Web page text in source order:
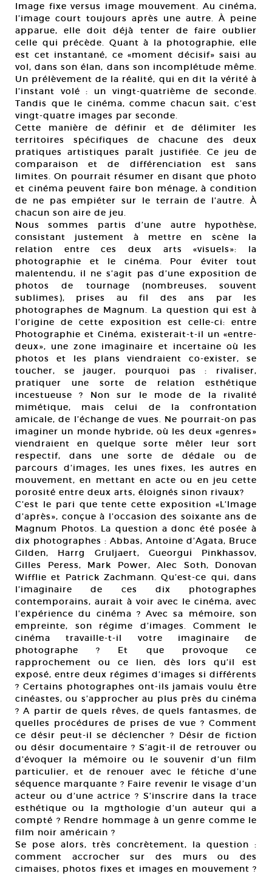
Image fixe versus image mouvement. Au cinéma,
l’image court toujours après une autre. À peine
apparue, elle doit déjà tenter de faire oublier
celle qui précède. Quant à la photographie, elle
est cet instantané, ce «moment décisif» saisi au
vol, dans son élan, dans son incomplétude même.
Un prélèvement de la réalité, qui en dit la vérité à
l’instant volé : un vingt-quatrième de seconde.
Tandis que le cinéma, comme chacun sait, c’est
vingt-quatre images par seconde.
Cette manière de définir et de délimiter les
territoires spécifiques de chacune des deux
pratiques artistiques paraît justifiée. Ce jeu de
comparaison et de différenciation est sans
limites. On pourrait résumer en disant que photo
et cinéma peuvent faire bon ménage, à condition
de ne pas empiéter sur le terrain de l’autre. À
chacun son aire de jeu.
Nous sommes partis d’une autre hypothèse,
consistant justement à mettre en scène la
relation entre ces deux arts «visuels»: la
photographie et le cinéma. Pour éviter tout
malentendu, il ne s’agit pas d’une exposition de
photos de tournage (nombreuses, souvent
sublimes), prises au fil des ans par les
photographes de Magnum. La question qui est à
l’origine de cette exposition est celle-ci: entre
Photographie et Cinéma, existerait-t-il un «entre-
deux», une zone imaginaire et incertaine où les
photos et les plans viendraient co-exister, se
toucher, se jauger, pourquoi pas : rivaliser,
pratiquer une sorte de relation esthétique
incestueuse ? Non sur le mode de la rivalité
mimétique, mais celui de la confrontation
amicale, de l’échange de vues. Ne pourrait-on pas
imaginer un monde hybride, où les deux «genres»
viendraient en quelque sorte mêler leur sort
respectif, dans une sorte de dédale ou de
parcours d’images, les unes fixes, les autres en
mouvement, en mettant en acte ou en jeu cette
porosité entre deux arts, éloignés sinon rivaux?
C’est le pari que tente cette exposition «L’Image
d’après», conçue à l’occasion des soixante ans de
Magnum Photos. La question a donc été posée à
dix photographes : Abbas, Antoine d’Agata, Bruce
Gilden, Harrg Gruljaert, Gueorgui Pinkhassov,
Gilles Peress, Mark Power, Alec Soth, Donovan
Wifflie et Patrick Zachmann. Qu’est-ce qui, dans
l’imaginaire de ces dix photographes
contemporains, aurait à voir avec le cinéma, avec
l’expérience du cinéma ? Avec sa mémoire, son
empreinte, son régime d’images. Comment le
cinéma travaille-t-il votre imaginaire de
photographe ? Et que provoque ce
rapprochement ou ce lien, dès lors qu’il est
exposé, entre deux régimes d’images si différents
? Certains photographes ont-ils jamais voulu être
cinéastes, ou s’approcher au plus près du cinéma
? A partir de quels rêves, de quels fantasmes, de
quelles procédures de prises de vue ? Comment
ce désir peut-il se déclencher ? Désir de fiction
ou désir documentaire ? S’agit-il de retrouver ou
d’évoquer la mémoire ou le souvenir d’un film
particulier, et de renouer avec le fétiche d’une
séquence marquante ? Faire revenir le visage d’un
acteur ou d’une actrice ? S’inscrire dans la trace
esthétique ou la mgthologie d’un auteur qui a
compté ? Rendre hommage à un genre comme le
film noir américain ?
Se pose alors, très concrètement, la question :
comment accrocher sur des murs ou des
cimaises, photos fixes et images en mouvement ?